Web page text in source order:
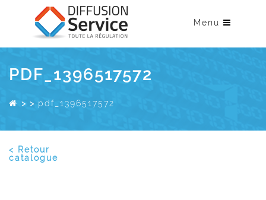
Menu
PDF_1396517572
> > pdf_1396517572
< Retour
catalogue